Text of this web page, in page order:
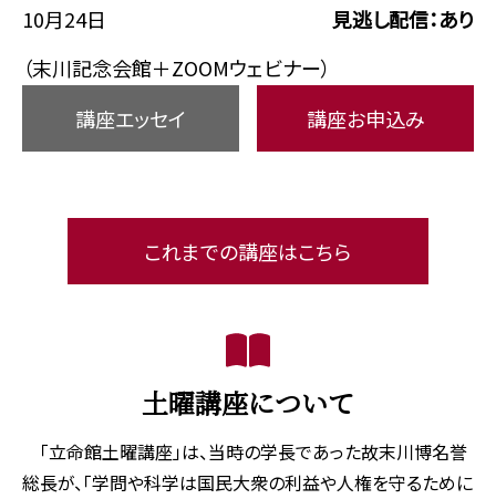
10月24日
見逃し配信：あり
（末川記念会館＋ZOOMウェビナー）
講座エッセイ
講座お申込み
これまでの講座はこちら
土曜講座について
「立命館土曜講座」は、当時の学長であった故末川博名誉
総長が、「学問や科学は国民大衆の利益や人権を守るために